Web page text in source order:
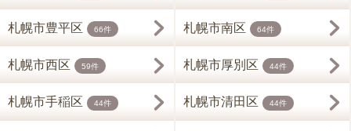
札幌市豊平区 66件 札幌市南区 64件
札幌市西区 59件 札幌市厚別区 44件
札幌市手稲区 44件 札幌市清田区 44件